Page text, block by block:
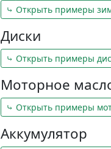
⤷ Открыть примеры
Диски
⤷ Открыть примеры
Моторное
⤷ Открыть примеры
Аккумулятор